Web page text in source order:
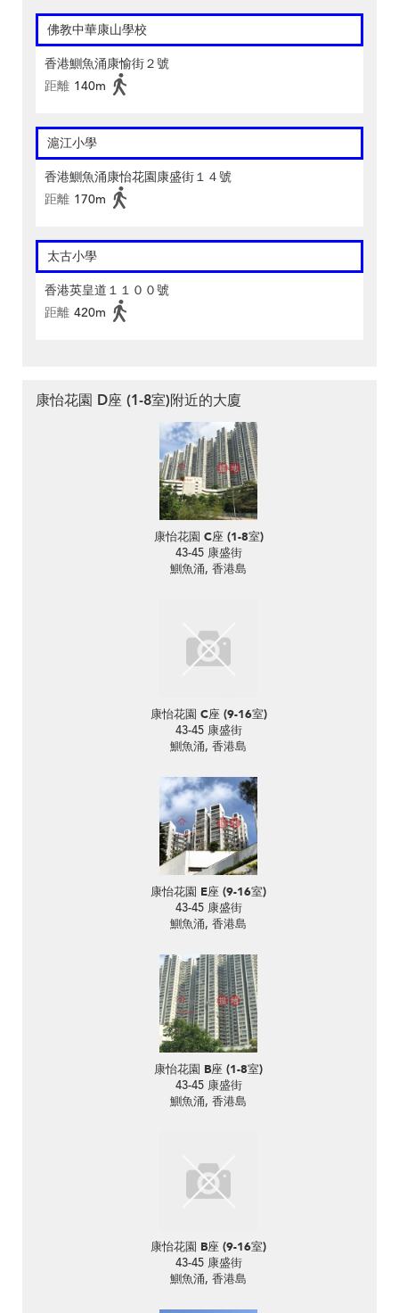
佛教中華康山學校
香港鰂魚涌康愉街２號
距離 140m
滬江小學
香港鰂魚涌康怡花園康盛街１４號
距離 170m
太古小學
香港英皇道１１００號
距離 420m
康怡花園 D座 (1-8室)附近的大廈
康怡花園 C座 (1-8室)
43-45 康盛街
鰂魚涌, 香港島
康怡花園 C座 (9-16室)
43-45 康盛街
鰂魚涌, 香港島
康怡花園 E座 (9-16室)
43-45 康盛街
鰂魚涌, 香港島
康怡花園 B座 (1-8室)
43-45 康盛街
鰂魚涌, 香港島
康怡花園 B座 (9-16室)
43-45 康盛街
鰂魚涌, 香港島